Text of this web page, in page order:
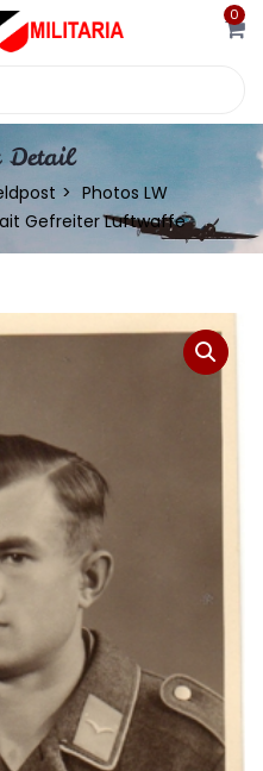
0
Detail
Photos LW
Gefreiter Luftwaffe